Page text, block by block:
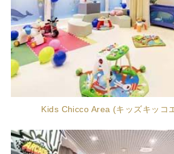
Kids Chicco Area (キッズキッコ